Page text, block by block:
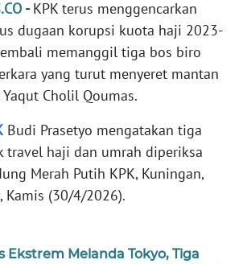
-KPK terus menggencarkan
dugaan korupsi kuota haji 2023-
memanggil tiga bos biro
yang turut menyeret mantan
Cholil Qoumas.
Budi Prasetyo mengatakan tiga
travel haji dan umrah diperiksa
Merah Putih KPK, Kuningan,
Kamis (30/4/2026).
Ekstrem Melanda Tokyo, Tiga